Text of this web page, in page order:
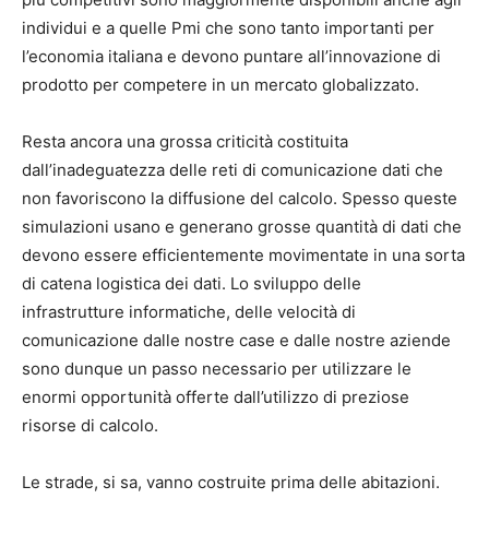
individui e a quelle Pmi che sono tanto importanti per
l’economia italiana e devono puntare all’innovazione di
prodotto per competere in un mercato globalizzato.
Resta ancora una grossa criticità costituita
dall’inadeguatezza delle reti di comunicazione dati che
non favoriscono la diffusione del calcolo. Spesso queste
simulazioni usano e generano grosse quantità di dati che
devono essere efficientemente movimentate in una sorta
di catena logistica dei dati. Lo sviluppo delle
infrastrutture informatiche, delle velocità di
comunicazione dalle nostre case e dalle nostre aziende
sono dunque un passo necessario per utilizzare le
enormi opportunità offerte dall’utilizzo di preziose
risorse di calcolo.
Le strade, si sa, vanno costruite prima delle abitazioni.